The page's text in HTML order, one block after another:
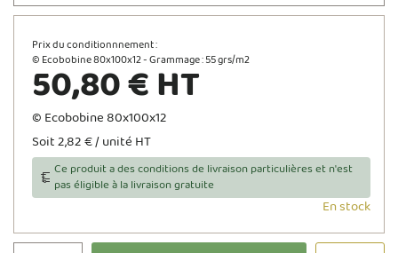
Prix du conditionnnement :
© Ecobobine 80x100x12 - Grammage : 55 grs/m2
50,80 € HT
© Ecobobine 80x100x12
Soit 2,82 € / unité HT
Ce produit a des conditions de livraison particulières et n'est
pas éligible à la livraison gratuite
En stock